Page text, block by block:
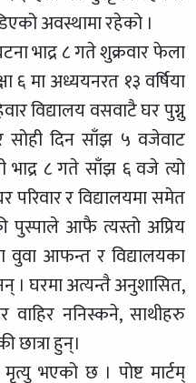
अवस्थामा रहेको ।
भाद्र ८ गते शुक्रवार फेला
६ मा अध्ययनरत १३ वर्षिया
विद्यालय वसवाटै घर पुग्नु
दिन साँझ ५ वजेवाट
भाद्र ८ गते साँझ ६ वजे त्यो
र विद्यालयमा समेत
पुस्पाले आफै त्यस्तो अप्रिय
वुवा आफन्त र विद्यालयका
। घरमा अत्यन्तै अनुशासित,
वाहिर ननिस्कने, साथीहरु
छात्रा हुन्।
भएको छ । पोष्ट मार्टम्